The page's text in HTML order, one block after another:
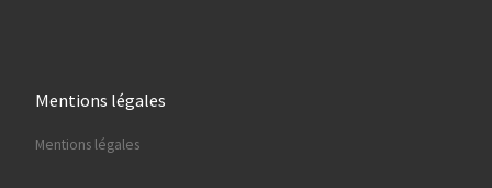
Mentions légales
Mentions légales